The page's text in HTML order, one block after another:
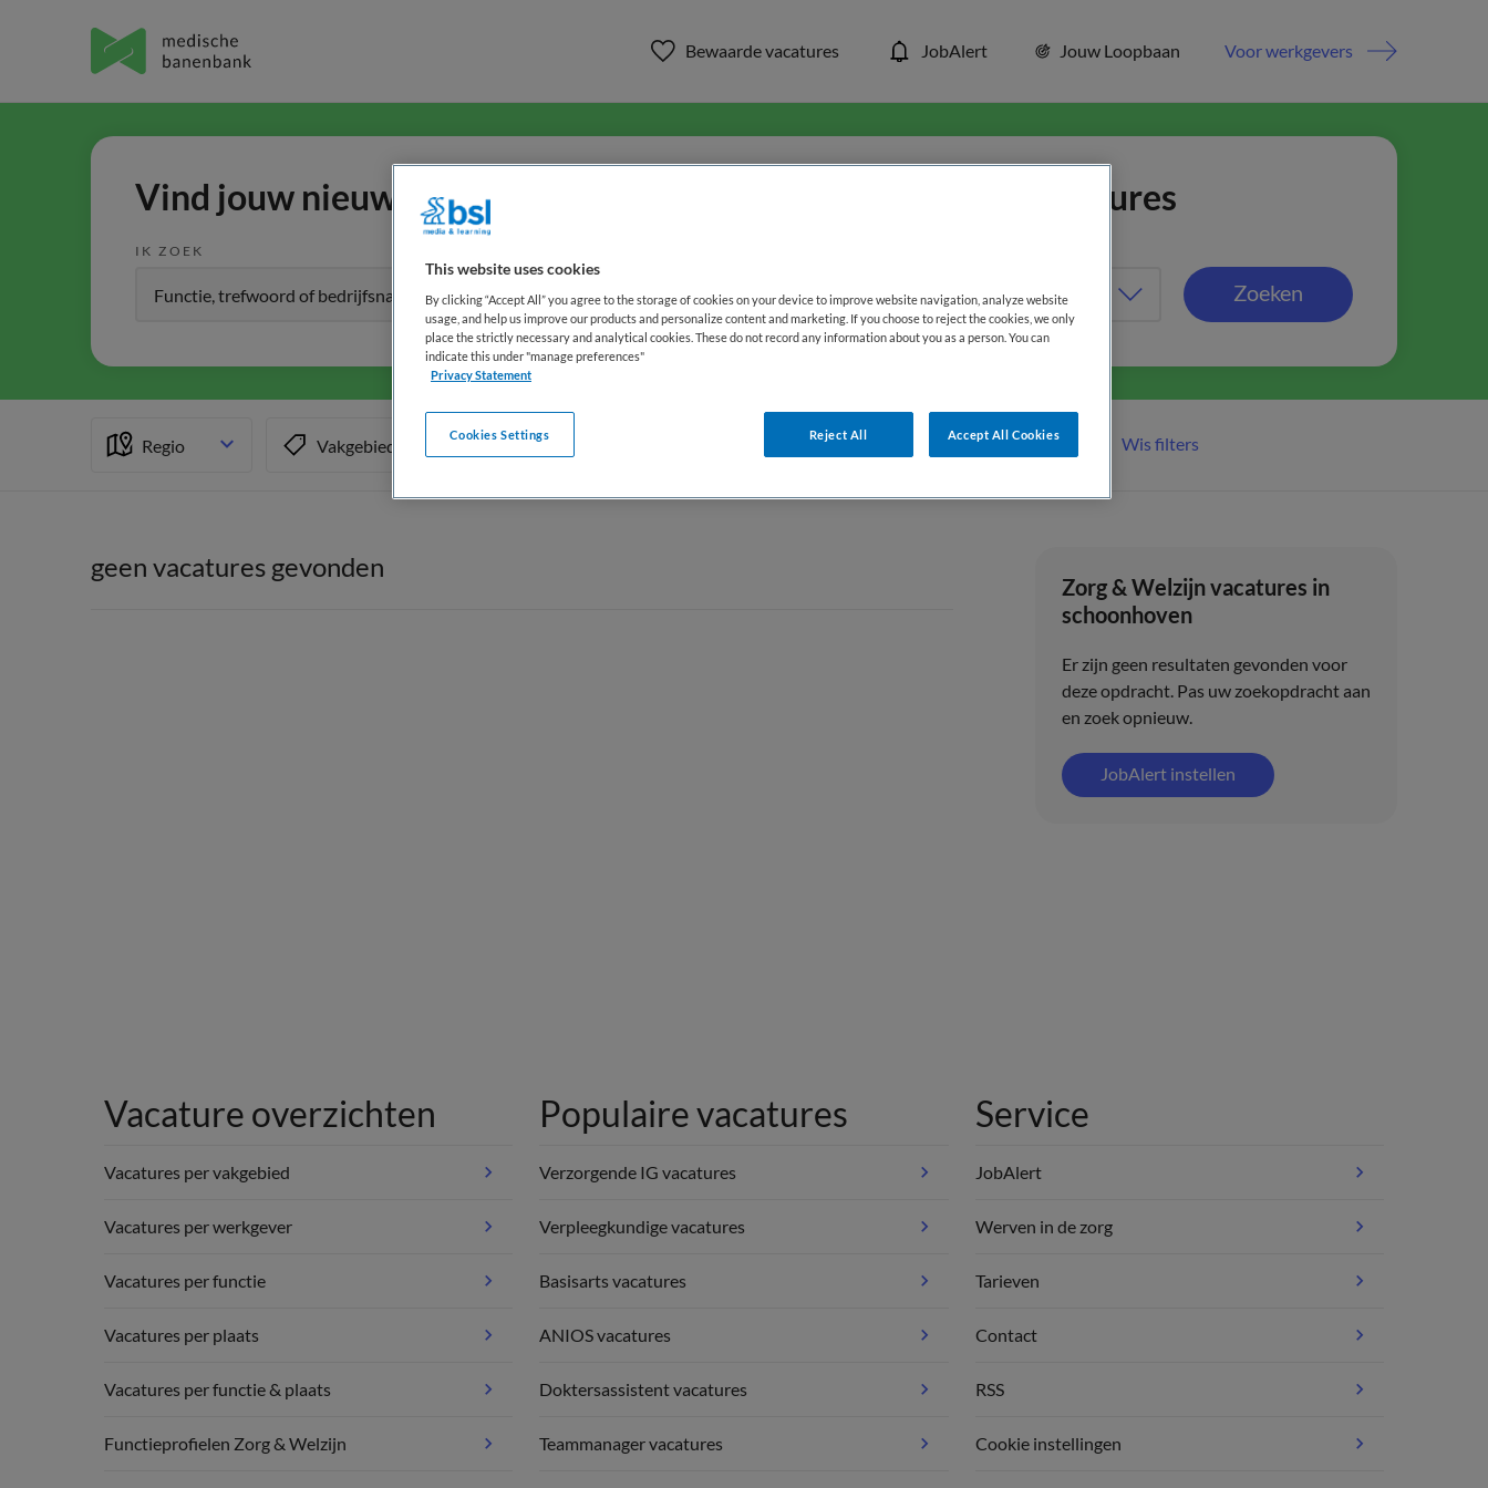
Bewaarde vacatures JobAlert Jouw Loopbaan Voor werkgevers
Vind jouw nieuwe baan in ons aanbod van zorg & welzijn vacatures
IK ZOEK
Zoeken
Regio Vakgebied Functiegebied Opleiding Meer filters Wis filters
Zorg & Welzijn vacatures in
schoonhoven
Er zijn geen resultaten gevonden voor
deze opdracht. Pas uw zoekopdracht aan
en zoek opnieuw.
JobAlert instellen
geen vacatures gevonden
Vacature overzichten
Vacatures per vakgebied
Vacatures per werkgever
Vacatures per functie
Vacatures per plaats
Vacatures per functie & plaats
Functieprofielen Zorg & Welzijn
Populaire vacatures
Verzorgende IG vacatures
Verpleegkundige vacatures
Basisarts vacatures
ANIOS vacatures
Doktersassistent vacatures
Teammanager vacatures
Service
JobAlert
Werven in de zorg
Tarieven
Contact
RSS
Cookie instellingen
This website uses cookies
By clicking “Accept All” you agree to the storage of cookies on your device to improve website navigation, analyze website
usage, and help us improve our products and personalize content and marketing. If you choose to reject the cookies, we only
place the strictly necessary and analytical cookies. These do not record any information about you as a person. You can
indicate this under "manage preferences"
Privacy Statement
Reject All Accept All Cookies
Cookies Settings